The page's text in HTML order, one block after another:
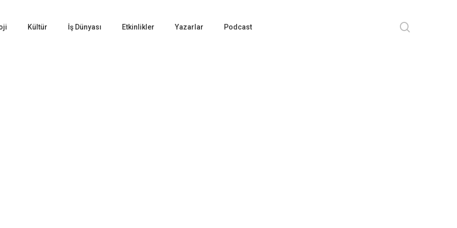
Kültür İş Dünyası Etkinlikler Yazarlar Podcast